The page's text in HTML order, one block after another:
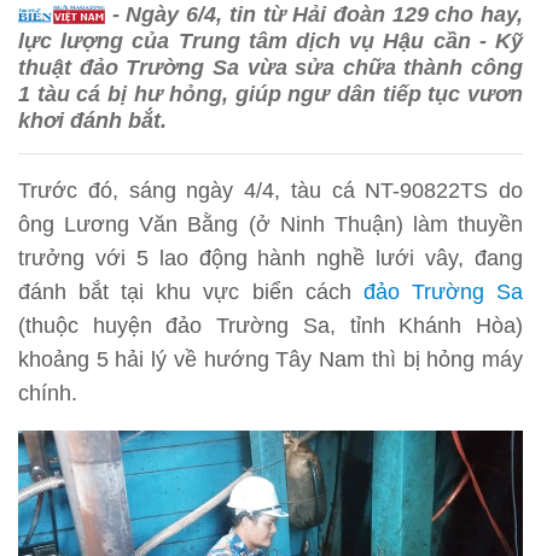
- Ngày 6/4, tin từ Hải đoàn 129 cho hay,
lực lượng của Trung tâm dịch vụ Hậu cần - Kỹ
thuật đảo Trường Sa vừa sửa chữa thành công
1 tàu cá bị hư hỏng, giúp ngư dân tiếp tục vươn
khơi đánh bắt.
Trước đó, sáng ngày 4/4, tàu cá NT-90822TS do
ông Lương Văn Bằng (ở Ninh Thuận) làm thuyền
trưởng với 5 lao động hành nghề lưới vây, đang
đánh bắt tại khu vực biển cách đảo Trường Sa
(thuộc huyện đảo Trường Sa, tỉnh Khánh Hòa)
khoảng 5 hải lý về hướng Tây Nam thì bị hỏng máy
chính.